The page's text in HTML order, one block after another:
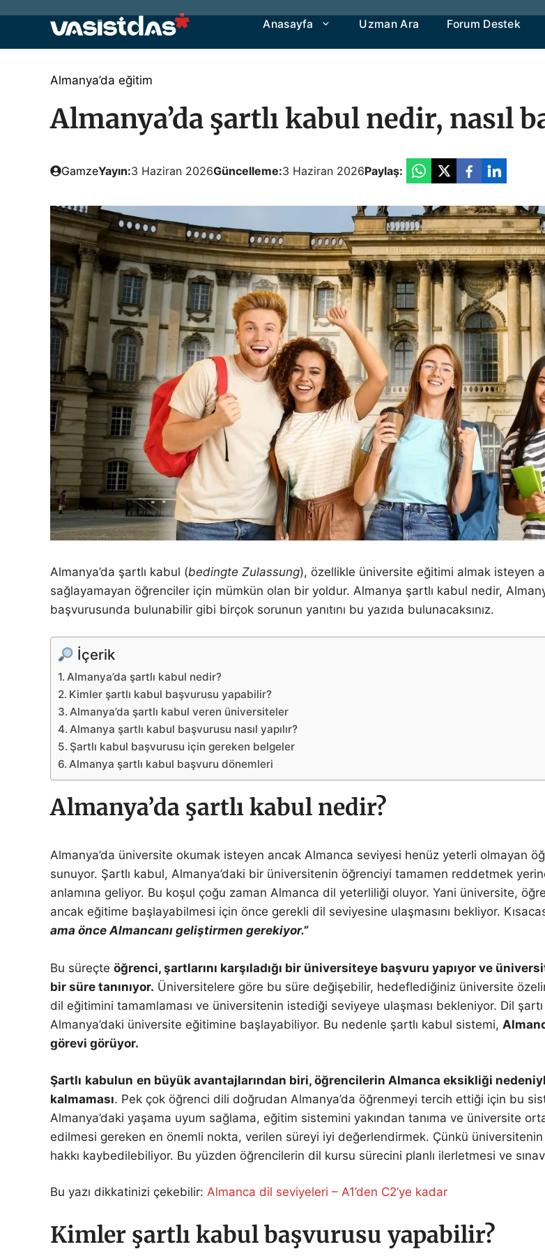
Anasayfa Uzman Ara Forum Destek
Almanya’da eğitim
Almanya’da şartlı kabul nedir, nasıl
GamzeYayın:3 Haziran 2026Güncelleme:3 Haziran 2026Paylaş:
Almanya’da şartlı kabul (bedingte Zulassung), özellikle üniversite eğitimi almak isteyen
sağlayamayan öğrenciler için mümkün olan bir yoldur. Almanya şartlı kabul nedir,
başvurusunda bulunabilir gibi birçok sorunun yanıtını bu yazıda bulunacaksınız.
İçerik
Almanya’da şartlı kabul nedir?
Kimler şartlı kabul başvurusu yapabilir?
Almanya’da şartlı kabul veren üniversiteler
Almanya şartlı kabul başvurusu nasıl yapılır?
Şartlı kabul başvurusu için gereken belgeler
Almanya şartlı kabul başvuru dönemleri
Almanya’da şartlı kabul nedir?
Almanya’da üniversite okumak isteyen ancak Almanca seviyesi henüz yeterli olmayan
sunuyor. Şartlı kabul, Almanya’daki bir üniversitenin öğrenciyi tamamen reddetmek
anlamına geliyor. Bu koşul çoğu zaman Almanca dil yeterliliği oluyor. Yani üniversite,
ancak eğitime başlayabilmesi için önce gerekli dil seviyesine ulaşmasını bekliyor.
ama önce Almancanı geliştirmen gerekiyor.”
Bu süreçte öğrenci, şartlarını karşıladığı bir üniversiteye başvuru yapıyor ve
bir süre tanınıyor. Üniversitelere göre bu süre değişebilir, hedeflediğiniz üniversite
dil eğitimini tamamlaması ve üniversitenin istediği seviyeye ulaşması bekleniyor. Dil
Almanya’daki üniversite eğitimine başlayabiliyor. Bu nedenle şartlı kabul sistemi,
görevi görüyor.
Şartlı kabulun en büyük avantajlarından biri, öğrencilerin Almanca eksikliği
kalmaması. Pek çok öğrenci dili doğrudan Almanya’da öğrenmeyi tercih ettiği için bu
Almanya’daki yaşama uyum sağlama, eğitim sistemini yakından tanıma ve üniversite
edilmesi gereken en önemli nokta, verilen süreyi iyi değerlendirmek. Çünkü
hakkı kaybedilebiliyor. Bu yüzden öğrencilerin dil kursu sürecini planlı ilerletmesi ve sınav
Bu yazı dikkatinizi çekebilir: Almanca dil seviyeleri – A1’den C2’ye kadar
Kimler şartlı kabul başvurusu yapabilir?